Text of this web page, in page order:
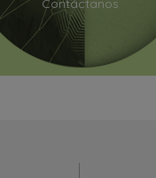
Contáctanos